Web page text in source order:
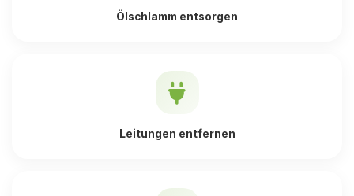
Ölschlamm entsorgen
Leitungen entfernen